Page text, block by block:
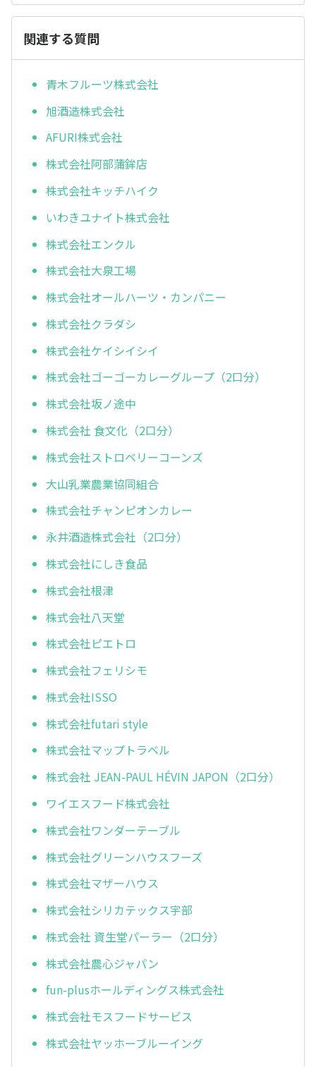
関連する質問
青木フルーツ株式会社
旭酒造株式会社
AFURI株式会社
株式会社阿部蒲鉾店
株式会社キッチハイク
いわきユナイト株式会社
株式会社エンクル
株式会社大泉工場
株式会社オールハーツ・カンパニー
株式会社クラダシ
株式会社ケイシイシイ
株式会社ゴーゴーカレーグループ（2口分）
株式会社坂ノ途中
株式会社 食文化（2口分）
株式会社ストロベリーコーンズ
大山乳業農業協同組合
株式会社チャンピオンカレー
永井酒造株式会社（2口分）
株式会社にしき食品
株式会社根津
株式会社八天堂
株式会社ピエトロ
株式会社フェリシモ
株式会社ISSO
株式会社futari style
株式会社マップトラベル
株式会社 JEAN-PAUL HÉVIN JAPON（2口分）
ワイエスフード株式会社
株式会社ワンダーテーブル
株式会社グリーンハウスフーズ
株式会社マザーハウス
株式会社シリカテックス宇部
株式会社 資生堂パーラー（2口分）
株式会社農心ジャパン
fun-plusホールディングス株式会社
株式会社モスフードサービス
株式会社ヤッホーブルーイング